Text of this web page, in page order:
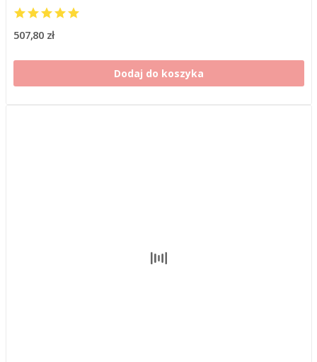
507,80 zł
Dodaj do koszyka